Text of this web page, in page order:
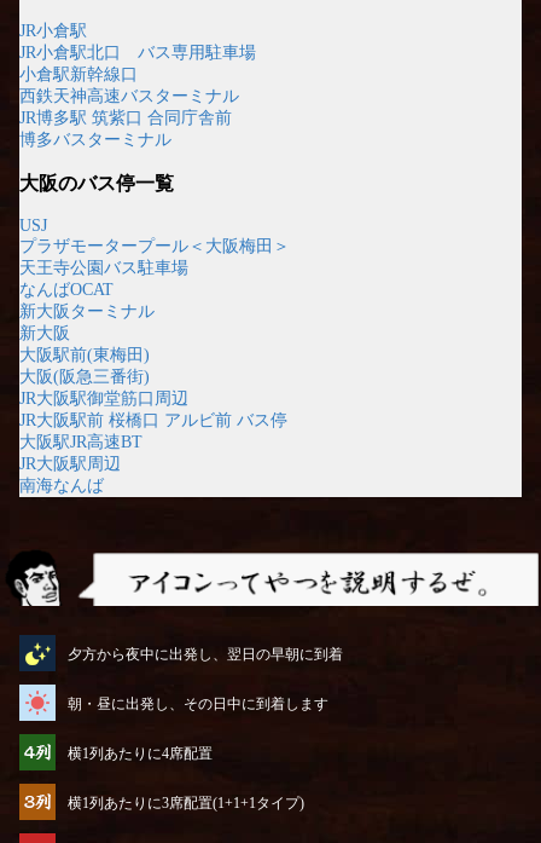
JR小倉駅
JR小倉駅北口 バス専用駐車場
小倉駅新幹線口
西鉄天神高速バスターミナル
JR博多駅 筑紫口 合同庁舎前
博多バスターミナル
大阪のバス停一覧
USJ
プラザモータープール＜大阪梅田＞
天王寺公園バス駐車場
なんばOCAT
新大阪ターミナル
新大阪
大阪駅前(東梅田)
大阪(阪急三番街)
JR大阪駅御堂筋口周辺
JR大阪駅前 桜橋口 アルビ前 バス停
大阪駅JR高速BT
JR大阪駅周辺
南海なんば
夕方から夜中に出発し、翌日の早朝に到着
朝・昼に出発し、その日中に到着します
横1列あたりに4席配置
横1列あたりに3席配置(1+1+1タイプ)